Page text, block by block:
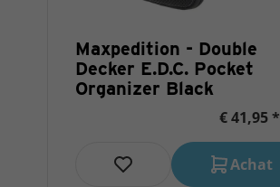
Maxpedition - Double
Decker E.D.C. Pocket
Organizer Black
€ 41,95 *
Achat